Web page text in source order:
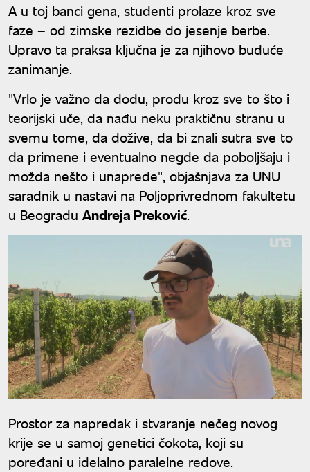
A u toj banci gena, studenti prolaze kroz sve
faze – od zimske rezidbe do jesenje berbe.
Upravo ta praksa ključna je za njihovo buduće
zanimanje.
"Vrlo je važno da dođu, prođu kroz sve to što i
teorijski uče, da nađu neku praktičnu stranu u
svemu tome, da dožive, da bi znali sutra sve to
da primene i eventualno negde da poboljšaju i
možda nešto i unaprede", objašnjava za UNU
saradnik u nastavi na Poljoprivrednom fakultetu
u Beogradu Andreja Preković.
Prostor za napredak i stvaranje nečeg novog
krije se u samoj genetici čokota, koji su
poređani u idelalno paralelne redove.